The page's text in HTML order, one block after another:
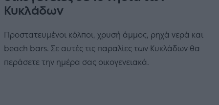
Κυκλάδων
Προστατευμένοι κόλποι, χρυσή άμμος, ρηχά νερά και
beach bars. Σε αυτές τις παραλίες των Κυκλάδων θα
περάσετε την ημέρα σας οικογενειακά.